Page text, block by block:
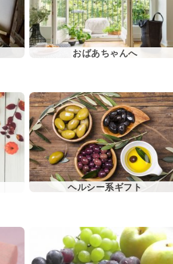
おばあちゃんへ
ヘルシー系ギフト